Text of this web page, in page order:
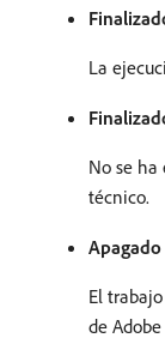
La
No se
técnico.
El
de